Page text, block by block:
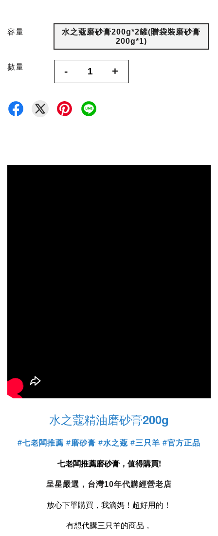
容量
水之蔻磨砂膏200g*2罐(贈袋裝磨砂膏
200g*1)
數量 - +
水之蔻精油磨砂膏200g
#七老闆推薦 #磨砂膏 #水之蔻 #三只羊 #官方正品
七老闆推薦磨砂膏，值得購買!
呈星嚴選，台灣10年代購經營老店
放心下單購買，我滴媽！超好用的！
有想代購三只羊的商品，